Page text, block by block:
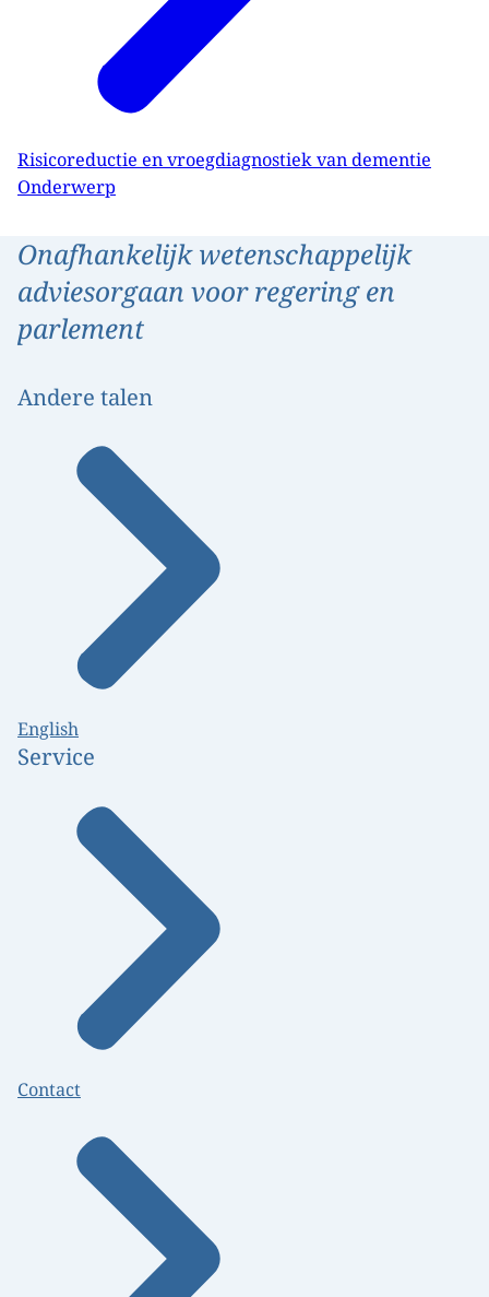
Risicoreductie en vroegdiagnostiek van dementie
Onderwerp
Onafhankelijk wetenschappelijk
adviesorgaan voor regering en
parlement
Andere talen
English
Service
Contact